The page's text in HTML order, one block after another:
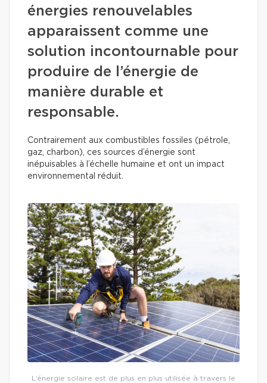
énergies renouvelables
apparaissent comme une
solution incontournable pour
produire de l’énergie de
manière durable et
responsable.
Contrairement aux combustibles fossiles (pétrole,
gaz, charbon), ces sources d’énergie sont
inépuisables à l’échelle humaine et ont un impact
environnemental réduit.
L’énergie solaire est de plus en plus utilisée à travers le